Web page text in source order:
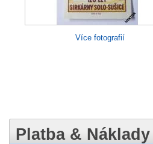
Více fotografií
Platba &